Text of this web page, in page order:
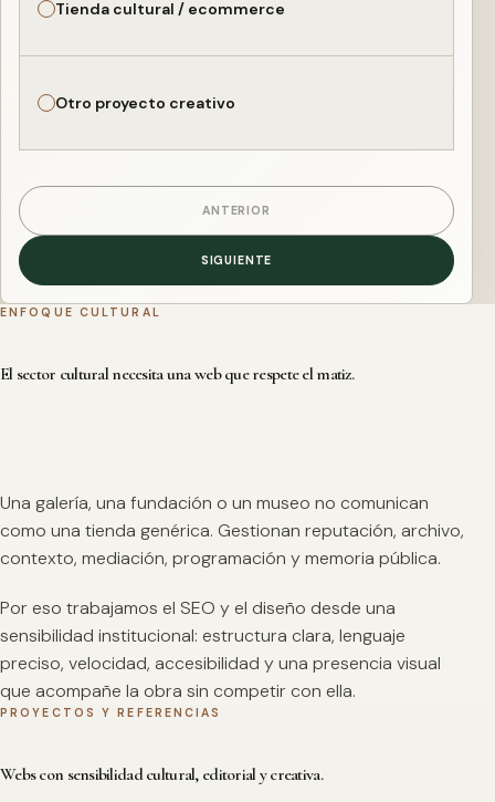
Tienda cultural / ecommerce
Otro proyecto creativo
ANTERIOR
SIGUIENTE
ENFOQUE CULTURAL
El sector cultural necesita una web que respete el matiz.
Una galería, una fundación o un museo no comunican
como una tienda genérica. Gestionan reputación, archivo,
contexto, mediación, programación y memoria pública.
Por eso trabajamos el SEO y el diseño desde una
sensibilidad institucional: estructura clara, lenguaje
preciso, velocidad, accesibilidad y una presencia visual
que acompañe la obra sin competir con ella.
PROYECTOS Y REFERENCIAS
Webs con sensibilidad cultural, editorial y creativa.